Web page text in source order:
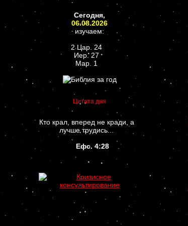
Сегодня,
06.08.2026
изучаем:
2 Цар. 24
Иер. 27
Мар. 1
Цитата дня
Кто крал, вперед не кради, а
лучше трудись...
Ефс. 4:28